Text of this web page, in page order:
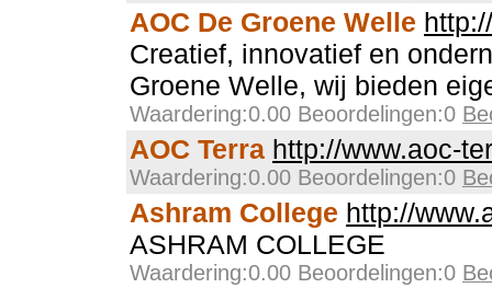
AOC De Groene Welle
Creatief, innovatief en
Groene Welle, wij bieden
Waardering:0.00 Beoordelingen:0
AOC Terra http://www.aoc-
Waardering:0.00 Beoordelingen:0
Ashram College http://
ASHRAM COLLEGE
Waardering:0.00 Beoordelingen:0